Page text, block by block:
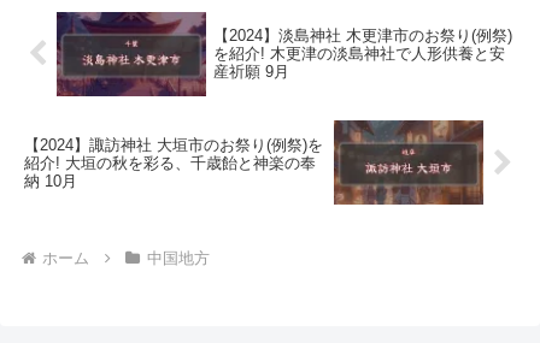
【2024】淡島神社 木更津市のお祭り(例祭)
を紹介! 木更津の淡島神社で人形供養と安
産祈願 9月
【2024】諏訪神社 大垣市のお祭り(例祭)を
紹介! 大垣の秋を彩る、千歳飴と神楽の奉
納 10月
ホーム 中国地方